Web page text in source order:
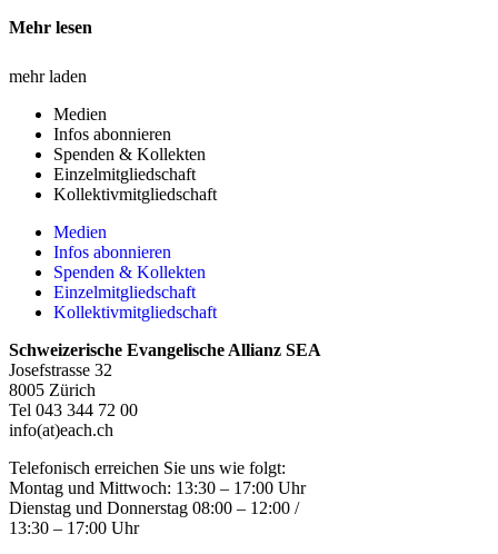
Mehr lesen
mehr laden
Medien
Infos abonnieren
Spenden & Kollekten
Einzelmitgliedschaft
Kollektivmitgliedschaft
Medien
Infos abonnieren
Spenden & Kollekten
Einzelmitgliedschaft
Kollektivmitgliedschaft
Schweizerische Evangelische Allianz SEA
Josefstrasse 32
8005 Zürich
Tel 043 344 72 00
info(at)each.ch
Telefonisch erreichen Sie uns wie folgt:
Montag und Mittwoch: 13:30 – 17:00 Uhr
Dienstag und Donnerstag 08:00 – 12:00 /
13:30 – 17:00 Uhr